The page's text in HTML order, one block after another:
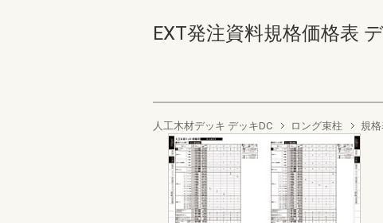
EXT発注資料規格価格表
人工木材デッキ デッキDC ロング束柱 規格